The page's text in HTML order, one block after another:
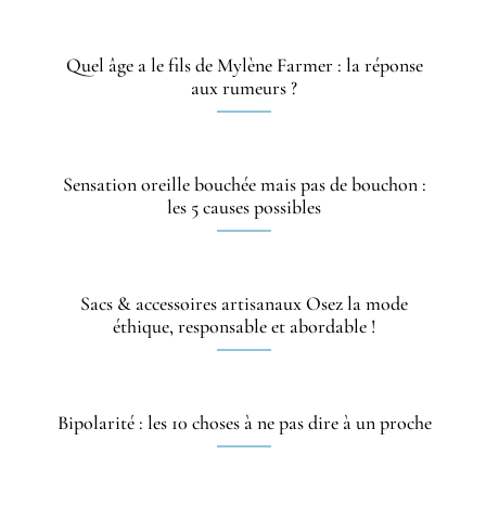
Quel âge a le fils de Mylène Farmer : la réponse
aux rumeurs ?
Sensation oreille bouchée mais pas de bouchon :
les 5 causes possibles
Sacs & accessoires artisanaux Osez la mode
éthique, responsable et abordable !
Bipolarité : les 10 choses à ne pas dire à un proche